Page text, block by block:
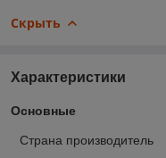
Скрыть
Характеристики
Основные
Страна производитель